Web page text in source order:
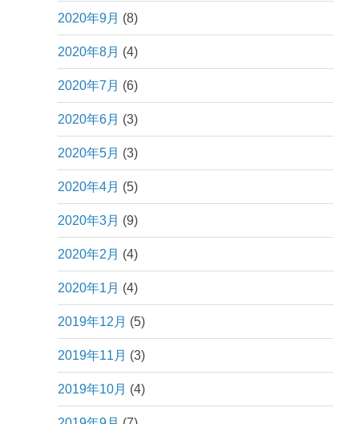
2020年9月 (8)
2020年8月 (4)
2020年7月 (6)
2020年6月 (3)
2020年5月 (3)
2020年4月 (5)
2020年3月 (9)
2020年2月 (4)
2020年1月 (4)
2019年12月 (5)
2019年11月 (3)
2019年10月 (4)